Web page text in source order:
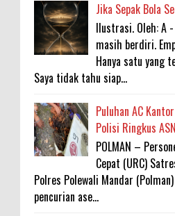
Jika Sepak Bola
Ilustrasi. Oleh: A
masih berdiri.
Hanya satu yang
Saya tidak tahu siap...
Puluhan AC
Polisi Ringkus
POLMAN –
Cepat (URC)
Polres Polewali Mandar
pencurian ase...